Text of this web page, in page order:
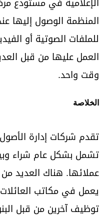
للملفات الصوتية أو
العمل عليها من قبل
وقت واحد.
الخلاصة
تقدم شركات إدارة
تشمل بشكل عام شراء
عملائها. هناك العديد
يعمل في مكاتب العائلات
توظيف آخرين من قبل